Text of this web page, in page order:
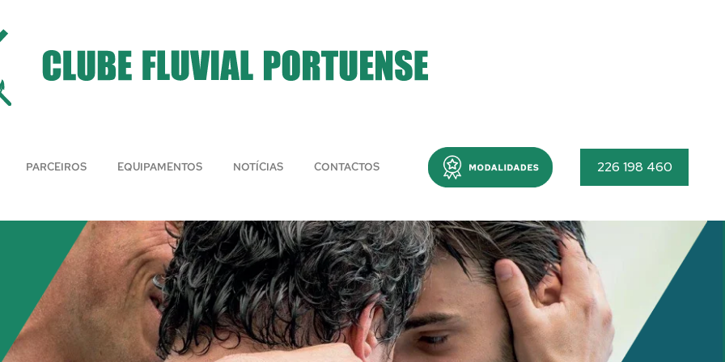
PARCEIROS EQUIPAMENTOS NOTÍCIAS CONTACTOS Menu 226 198 460